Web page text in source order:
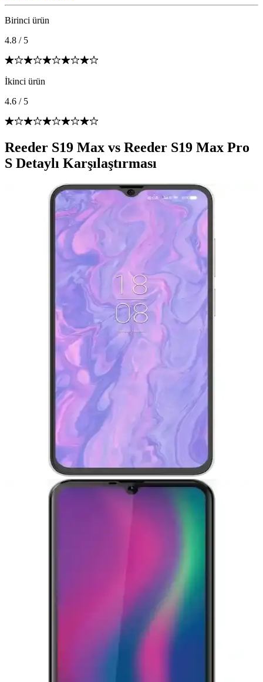
Birinci ürün
4.8 / 5
İkinci ürün
4.6 / 5
Reeder S19 Max vs Reeder S19 Max Pro
S Detaylı Karşılaştırması